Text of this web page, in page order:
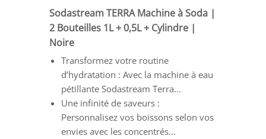
Sodastream TERRA Machine à Soda |
2 Bouteilles 1L + 0,5L + Cylindre |
Noire
Transformez votre routine
d’hydratation : Avec la machine à eau
pétillante Sodastream Terra...
Une infinité de saveurs :
Personnalisez vos boissons selon vos
envies avec les concentrés...